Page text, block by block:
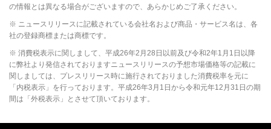
の情報とは異なる場合がございますので、あらかじめご了承ください。
※ ニュースリリースに記載されている会社名および商品・サービス名は、各
社の登録商標または商標です。
※ 消費税表示に関しまして、平成26年2月28日以前及び令和2年1月1日以降
に弊社より発信されておりますニュースリリースの予想市場価格等の記載に
関しましては、プレスリリース時に施行されておりました消費税率を元に
「内税表示」を行っております。平成26年3月1日から令和元年12月31日の期
間は「外税表示」とさせて頂いております。